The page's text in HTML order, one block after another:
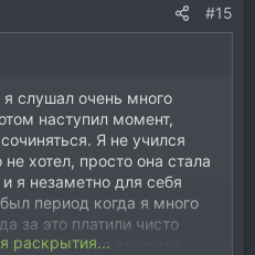
#15
слушал очень много
наступил момент,
Я не учился
хотел, просто она стала
я незаметно для себя
период когда я много
за это платили чисто
заниматься другими
раскрытия...